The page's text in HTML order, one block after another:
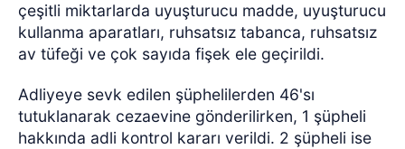
çeşitli miktarlarda uyuşturucu madde, uyuşturucu
kullanma aparatları, ruhsatsız tabanca, ruhsatsız
av tüfeği ve çok sayıda fişek ele geçirildi.
Adliyeye sevk edilen şüphelilerden 46'sı
tutuklanarak cezaevine gönderilirken, 1 şüpheli
hakkında adli kontrol kararı verildi. 2 şüpheli ise